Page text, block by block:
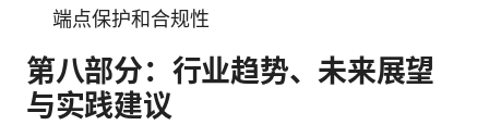
端点保护和合规性
第八部分：行业趋势、未来展望
与实践建议